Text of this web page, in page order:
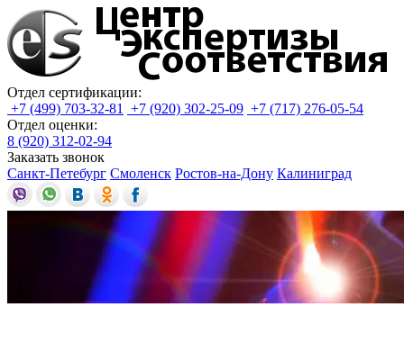
Отдел сертификации:
+7 (499) 703-32-81
+7 (920) 302-25-09 +7 (717) 276-05-54
Отдел оценки:
8 (920) 312-02-94
Заказать звонок
Санкт-Петебург Смоленск Ростов-на-Дону Калиниград